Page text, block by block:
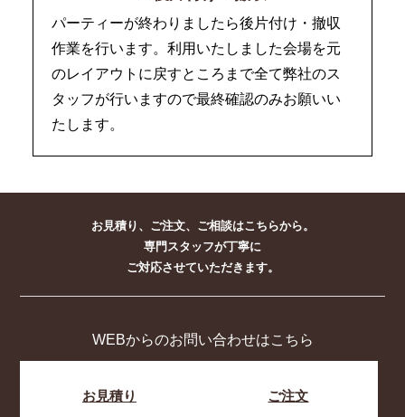
パーティーが終わりましたら後片付け・撤収
作業を行います。利用いたしました会場を元
のレイアウトに戻すところまで全て弊社のス
タッフが行いますので最終確認のみお願いい
たします。
お見積り、ご注文、ご相談はこちらから。
専門スタッフが丁寧に
ご対応させていただきます。
WEBからのお問い合わせはこちら
お見積り ご注文